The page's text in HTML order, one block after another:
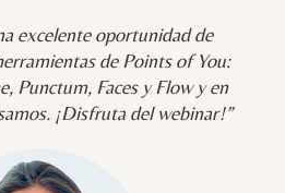
excelente oportunidad de
de Points of You:
Punctum, Faces y Flow y en
¡Disfruta del webinar!”